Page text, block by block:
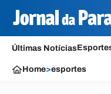
Últimas Notícias
Home>esportes